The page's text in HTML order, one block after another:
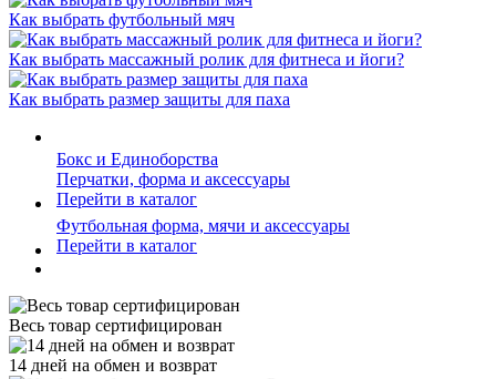
Как выбрать футбольный мяч
Как выбрать массажный ролик для фитнеса и йоги?
Как выбрать размер защиты для паха
Бокс и Единоборства
Перчатки, форма и аксессуары
Перейти в каталог
Футбольная форма, мячи и аксессуары
Перейти в каталог
Весь товар сертифицирован
14 дней на обмен и возврат